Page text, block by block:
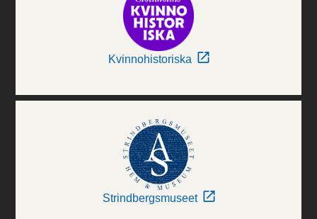
Kvinnohistoriska
Strindbergsmuseet